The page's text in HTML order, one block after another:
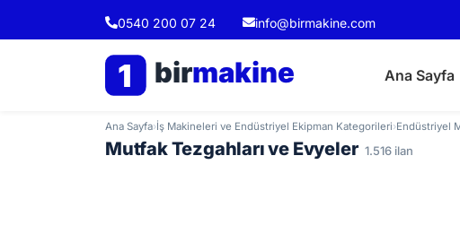
0540 200 07 24 info@birmakine.com
1 birmakine Ana Sayfa
Ana Sayfa›İş Makineleri ve Endüstriyel Ekipman Kategorileri›Endüstriyel
Mutfak Tezgahları ve Evyeler 1.516 ilan